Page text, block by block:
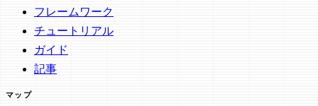
フレームワーク
チュートリアル
ガイド
記事
マップ